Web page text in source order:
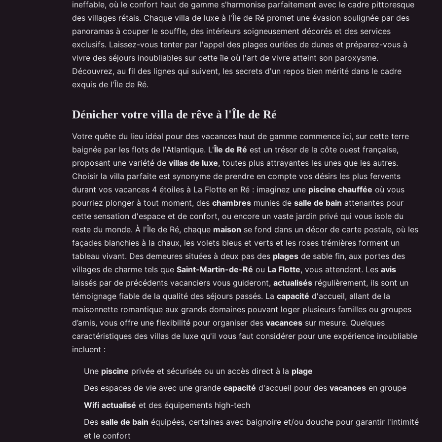
ineffable, où le confort haut de gamme s'harmonise parfaitement avec le cadre pittoresque
des villages rétais. Chaque villa de luxe à l'Île de Ré promet une évasion soulignée par des
panoramas à couper le souffle, des intérieurs soigneusement décorés et des services
exclusifs. Laissez-vous tenter par l'appel des plages ourlées de dunes et préparez-vous à
vivre des séjours inoubliables sur cette île où l'art de vivre atteint son paroxysme.
Découvrez, au fil des lignes qui suivent, les secrets d'un repos bien mérité dans le cadre
exquis de l'Île de Ré.
Dénicher votre villa de rêve à l'Île de Ré
Votre quête du lieu idéal pour des vacances haut de gamme commence ici, sur cette terre
baignée par les flots de l'Atlantique. L'Île de Ré est un trésor de la côte ouest française,
proposant une variété de villas de luxe, toutes plus attrayantes les unes que les autres.
Choisir la villa parfaite est synonyme de prendre en compte vos désirs les plus fervents
durant vos vacances 4 étoiles à La Flotte en Ré : imaginez une piscine chauffée où vous
pourriez plonger à tout moment, des chambres munies de salle de bain attenantes pour
cette sensation d'espace et de confort, ou encore un vaste jardin privé qui vous isole du
reste du monde. À l'Île de Ré, chaque maison se fond dans un décor de carte postale, où les
façades blanchies à la chaux, les volets bleus et verts et les roses trémières forment un
tableau vivant. Des demeures situées à deux pas des plages de sable fin, aux portes des
villages de charme tels que Saint-Martin-de-Ré ou La Flotte, vous attendent. Les avis
laissés par de précédents vacanciers vous guideront, actualisés régulièrement, ils sont un
témoignage fiable de la qualité des séjours passés. La capacité d'accueil, allant de la
maisonnette romantique aux grands domaines pouvant loger plusieurs familles ou groupes
d’amis, vous offre une flexibilité pour organiser des vacances sur mesure. Quelques
caractéristiques des villas de luxe qu'il vous faut considérer pour une expérience inoubliable
incluent :
Une piscine privée et sécurisée ou un accès direct à la plage
Des espaces de vie avec une grande capacité d'accueil pour des vacances en groupe
Wifi actualisé et des équipements high-tech
Des salle de bain équipées, certaines avec baignoire et/ou douche pour garantir l'intimité
et le confort